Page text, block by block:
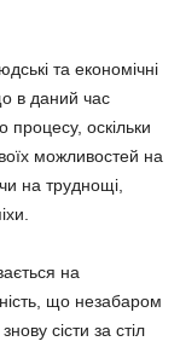
та економічні
в даний час
процесу, оскільки
можливостей на
на труднощі,
на
що незабаром
сісти за стіл